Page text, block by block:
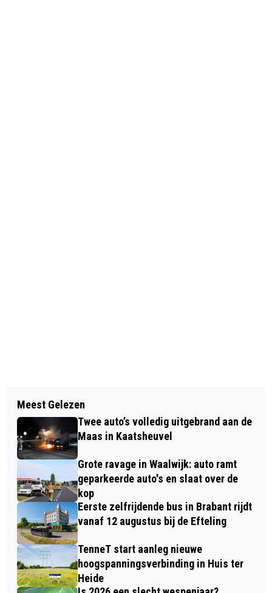
TWEE ELEKTRISCHE FIETSEN
GESTOLEN IN WAALWIJK
CONTROLE BIJ STOPBORD AAN DE
HORST IN KAATSHEUVEL, BOETE 150
EURO
Meest Gelezen
Twee auto’s volledig uitgebrand aan de
Maas in Kaatsheuvel
Grote ravage in Waalwijk: auto ramt
geparkeerde auto's en slaat over de
kop
Eerste zelfrijdende bus in Brabant rijdt
vanaf 12 augustus bij de Efteling
TenneT start aanleg nieuwe
hoogspanningsverbinding in Huis ter
Heide